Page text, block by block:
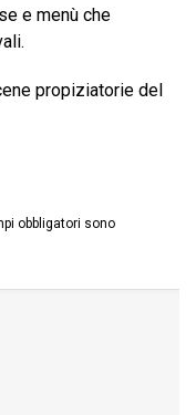
e menù che
propiziatorie del
obbligatori sono